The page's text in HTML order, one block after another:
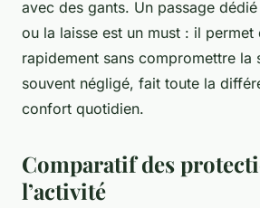
avec des gants. Un passage
ou la laisse est un must : il permet
rapidement sans compromettre la
souvent négligé, fait toute la
confort quotidien.
Comparatif des
l’activité